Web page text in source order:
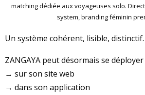
matching dédiée aux voyageuses solo.
system, branding féminin
Un système cohérent, lisible, distinctif.
ZANGAYA peut désormais se déployer
→ sur son site web
→ dans son application